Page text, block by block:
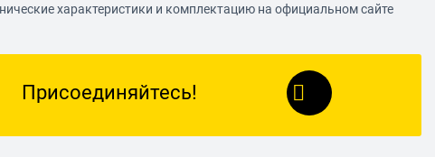
характеристики и комплектацию на официальном сайте
Присоединяйтесь!